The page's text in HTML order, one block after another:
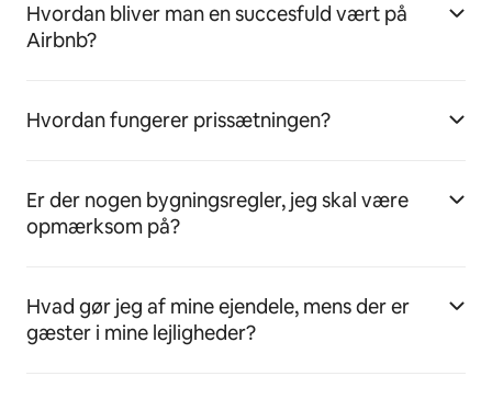
Hvordan bliver man en succesfuld vært på
Airbnb?
Hvordan fungerer prissætningen?
Er der nogen bygningsregler, jeg skal være
opmærksom på?
Hvad gør jeg af mine ejendele, mens der er
gæster i mine lejligheder?